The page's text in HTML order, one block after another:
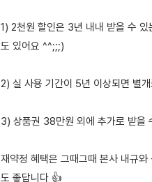
1) 2천원 할인은 3년 내내 받을 수
도 있어요 ^^;;;)
2) 실 사용 기간이 5년 이상되면 별
3) 상품권 38만원 외에 추가로 받을
재약정 혜택은 그때그때 본사 내규
도 좋답니다 👍